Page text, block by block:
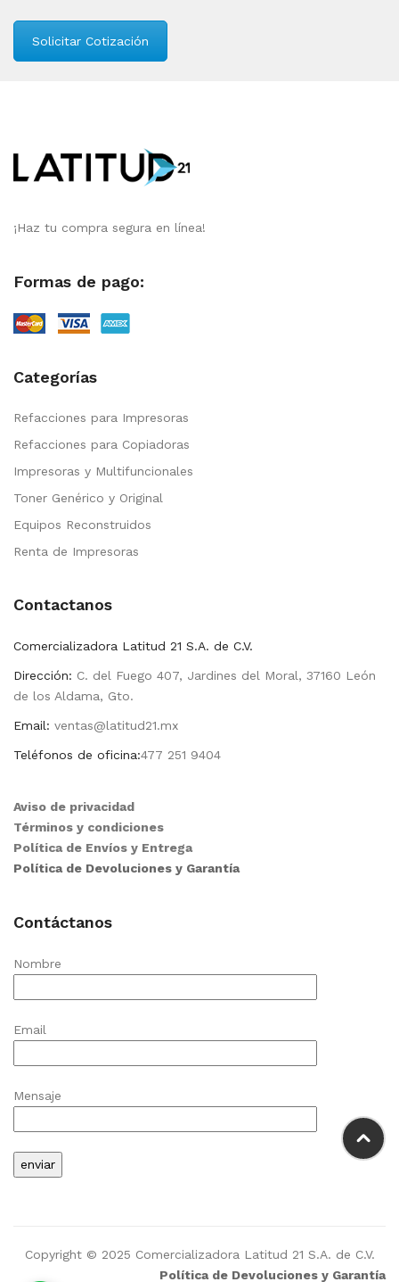
Solicitar Cotización
¡Haz tu compra segura en línea!
Formas de pago:
Categorías
Refacciones para Impresoras
Refacciones para Copiadoras
Impresoras y Multifuncionales
Toner Genérico y Original
Equipos Reconstruidos
Renta de Impresoras
Contactanos
Comercializadora Latitud 21 S.A. de C.V.
Dirección: C. del Fuego 407, Jardines del Moral, 37160 León
de los Aldama, Gto.
Email: ventas@latitud21.mx
Teléfonos de oficina:477 251 9404
Aviso de privacidad
Términos y condiciones
Política de Envíos y Entrega
Política de Devoluciones y Garantía
Contáctanos
Nombre
Email
Mensaje
Copyright © 2025 Comercializadora Latitud 21 S.A. de C.V.
Política de Devoluciones y Garantía